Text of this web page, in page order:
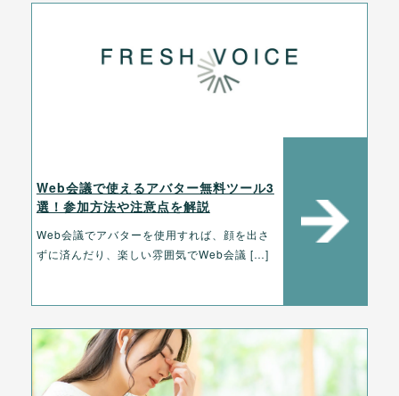
Web会議で使えるアバター無料ツール3
選！参加方法や注意点を解説
Web会議でアバターを使用すれば、顔を出さ
ずに済んだり、楽しい雰囲気でWeb会議 […]